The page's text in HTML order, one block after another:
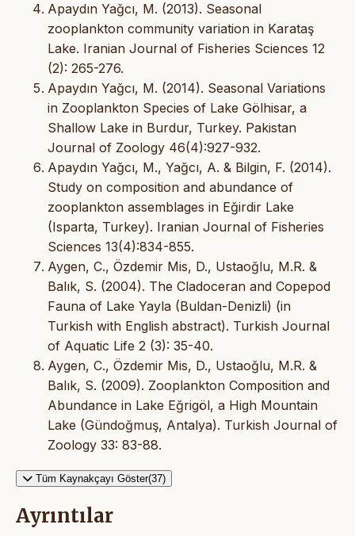
Apaydın Yağcı, M. (2013). Seasonal
zooplankton community variation in Karataş
Lake. Iranian Journal of Fisheries Sciences 12
(2): 265-276.
Apaydın Yağcı, M. (2014). Seasonal Variations
in Zooplankton Species of Lake Gölhisar, a
Shallow Lake in Burdur, Turkey. Pakistan
Journal of Zoology 46(4):927-932.
Apaydın Yağcı, M., Yağcı, A. & Bilgin, F. (2014).
Study on composition and abundance of
zooplankton assemblages in Eğirdir Lake
(Isparta, Turkey). Iranian Journal of Fisheries
Sciences 13(4):834-855.
Aygen, C., Özdemir Mis, D., Ustaoğlu, M.R. &
Balık, S. (2004). The Cladoceran and Copepod
Fauna of Lake Yayla (Buldan-Denizli) (in
Turkish with English abstract). Turkish Journal
of Aquatic Life 2 (3): 35-40.
Aygen, C., Özdemir Mis, D., Ustaoğlu, M.R. &
Balık, S. (2009). Zooplankton Composition and
Abundance in Lake Eğrigöl, a High Mountain
Lake (Gündoğmuş, Antalya). Turkish Journal of
Zoology 33: 83-88.
Tüm Kaynakçayı Göster(37)
Ayrıntılar